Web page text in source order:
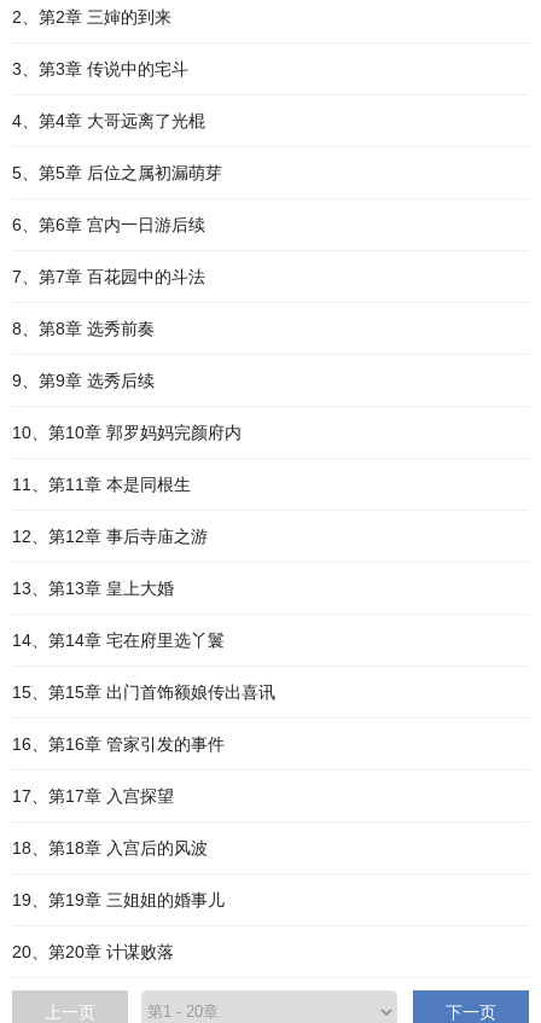
2、第2章 三婶的到来
3、第3章 传说中的宅斗
4、第4章 大哥远离了光棍
5、第5章 后位之属初漏萌芽
6、第6章 宫内一日游后续
7、第7章 百花园中的斗法
8、第8章 选秀前奏
9、第9章 选秀后续
10、第10章 郭罗妈妈完颜府内
11、第11章 本是同根生
12、第12章 事后寺庙之游
13、第13章 皇上大婚
14、第14章 宅在府里选丫鬟
15、第15章 出门首饰额娘传出喜讯
16、第16章 管家引发的事件
17、第17章 入宫探望
18、第18章 入宫后的风波
19、第19章 三姐姐的婚事儿
20、第20章 计谋败落
上一页 下一页